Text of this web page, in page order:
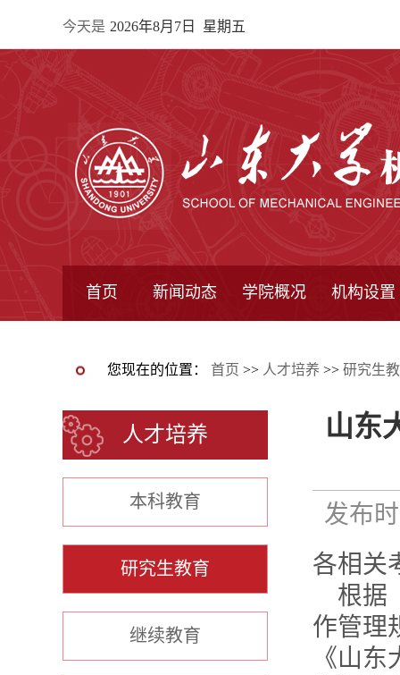
今天是 2026年8月7日 星期五
首页 新闻动态 学院概况 机构设置
您现在的位置： 首页 >> 人才培养 >> 研究生
人才培养
本科教育
研究生教育
继续教育
山东
发布
各相关
根据
作管理
《山东